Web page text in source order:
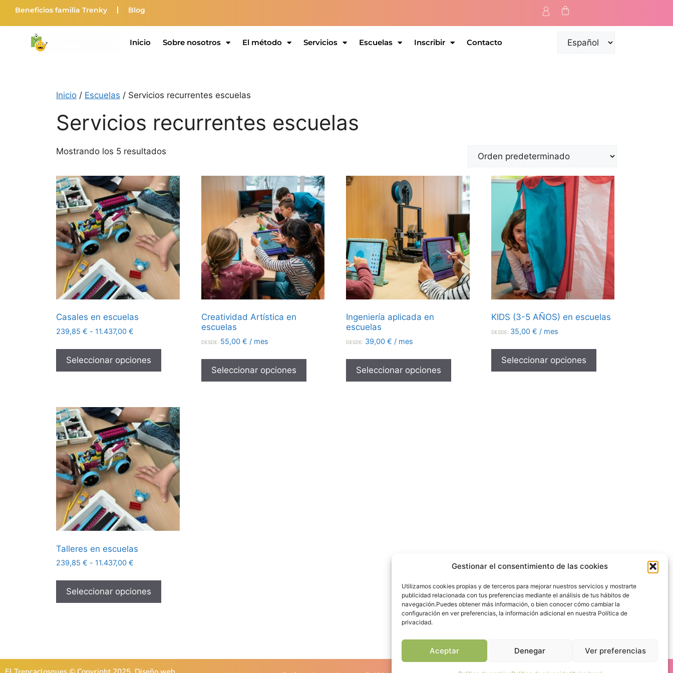
Gestionar el consentimiento de las cookies
Utilizamos cookies propias y de terceros para mejorar nuestros servicios y mostrarte
publicidad relacionada con tus preferencias mediante el análisis de tus hábitos de
navegación.Puedes obtener más información, o bien conocer cómo cambiar la
configuración en ver preferencias, la información adicional en nuestra Política de
privacidad.
Aceptar Denegar Ver preferencias
Beneficios familia Trenky Blog
Inicio Sobre nosotros El método Servicios Escuelas Inscribir Contacto
Inicio / Escuelas / Servicios recurrentes escuelas
Servicios recurrentes escuelas
Mostrando los 5 resultados
Casales en escuelas
239,85 € - 11.437,00 €
Seleccionar opciones
Creatividad Artística en
escuelas
DESDE: 55,00 € / mes
Seleccionar opciones
Ingeniería aplicada en
escuelas
DESDE: 39,00 € / mes
Seleccionar opciones
KIDS (3-5 AÑOS) en escuelas
DESDE: 35,00 € / mes
Seleccionar opciones
Talleres en escuelas
239,85 € - 11.437,00 €
Seleccionar opciones